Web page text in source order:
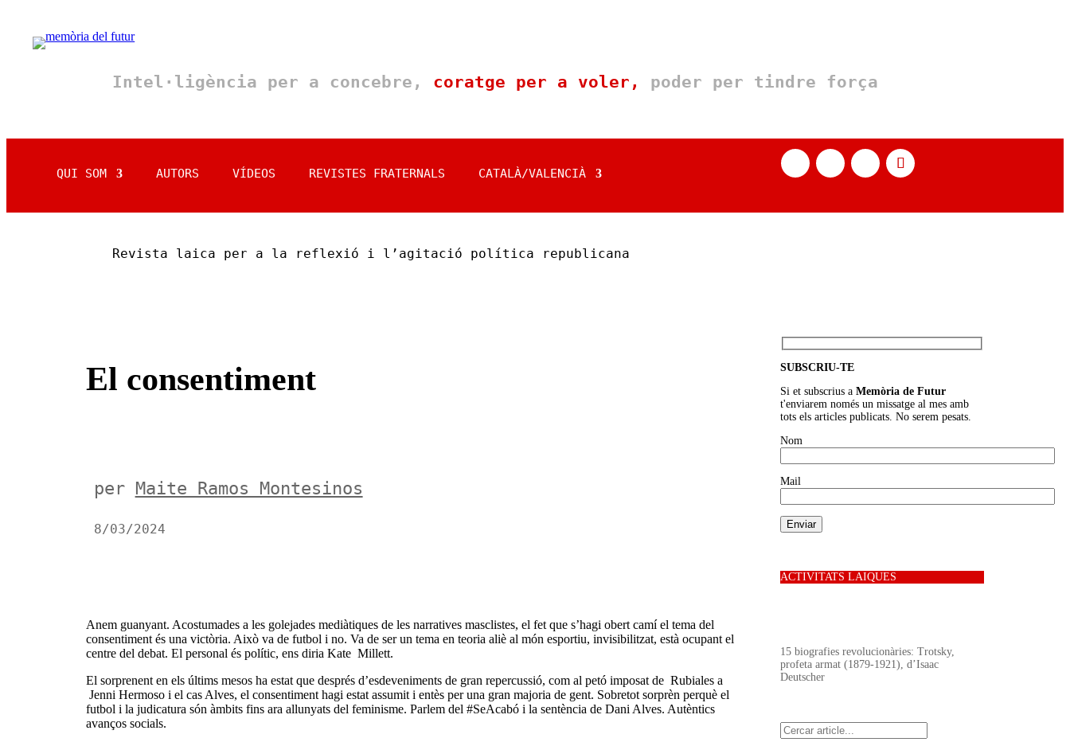
Intel·ligència per a concebre, coratge per a voler, poder per tindre força
QUI SOM AUTORS VÍDEOS REVISTES FRATERNALS CATALÀ/VALENCIÀ
Revista laica per a la reflexió i l’agitació política republicana
El consentiment
per Maite Ramos Montesinos
8/03/2024
Anem guanyant. Acostumades a les golejades mediàtiques de les narratives masclistes, el fet que s’hagi obert camí el tema del
consentiment és una victòria. Això va de futbol i no. Va de ser un tema en teoria aliè al món esportiu, invisibilitzat, està ocupant el
centre del debat. El personal és polític, ens diria Kate Millett.
El sorprenent en els últims mesos ha estat que després d’esdeveniments de gran repercussió, com al petó imposat de Rubiales a
Jenni Hermoso i el cas Alves, el consentiment hagi estat assumit i entès per una gran majoria de gent. Sobretot sorprèn perquè el
futbol i la judicatura són àmbits fins ara allunyats del feminisme. Parlem del #SeAcabó i la sentència de Dani Alves. Autèntics
avanços socials.
SUBSCRIU-TE
Si et subscrius a Memòria de Futur
t'enviarem només un missatge al mes amb
tots els articles publicats. No serem pesats.
Nom
Mail
ACTIVITATS LAIQUES
15 biografies revolucionàries: Trotsky,
profeta armat (1879-1921), d’Isaac
Deutscher
Cerca